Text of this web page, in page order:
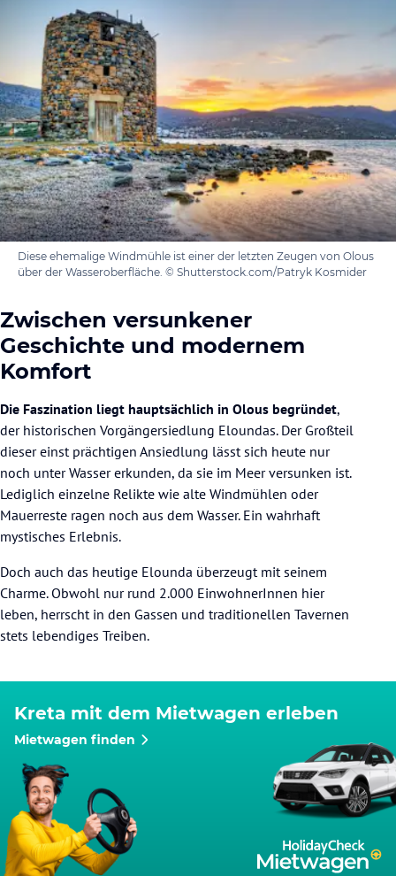
Diese ehemalige Windmühle ist einer der letzten Zeugen von Olous
über der Wasseroberfläche. © Shutterstock.com/Patryk Kosmider
Zwischen versunkener
Geschichte und modernem
Komfort
Die Faszination liegt hauptsächlich in Olous begründet,
der historischen Vorgängersiedlung Eloundas. Der Großteil
dieser einst prächtigen Ansiedlung lässt sich heute nur
noch unter Wasser erkunden, da sie im Meer versunken ist.
Lediglich einzelne Relikte wie alte Windmühlen oder
Mauerreste ragen noch aus dem Wasser. Ein wahrhaft
mystisches Erlebnis.
Doch auch das heutige Elounda überzeugt mit seinem
Charme. Obwohl nur rund 2.000 EinwohnerInnen hier
leben, herrscht in den Gassen und traditionellen Tavernen
stets lebendiges Treiben.
Kreta mit dem Mietwagen erleben
Mietwagen finden